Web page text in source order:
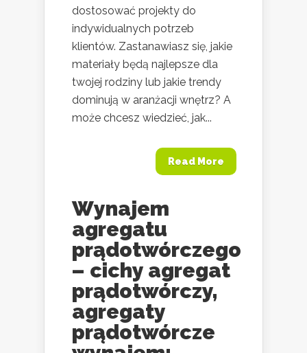
dostosować projekty do
indywidualnych potrzeb
klientów. Zastanawiasz się, jakie
materiały będą najlepsze dla
twojej rodziny lub jakie trendy
dominują w aranżacji wnętrz? A
może chcesz wiedzieć, jak...
Read More
Wynajem
agregatu
prądotwórczego
– cichy agregat
prądotwórczy,
agregaty
prądotwórcze